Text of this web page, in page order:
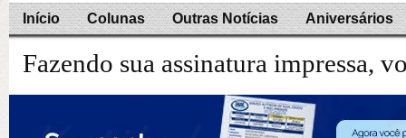
Início Colunas Outras Notícias Aniversários
Fazendo sua assinatura impressa,